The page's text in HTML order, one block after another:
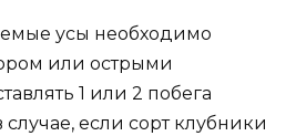
усы необходимо
или острыми
1 или 2 побега
если сорт клубники